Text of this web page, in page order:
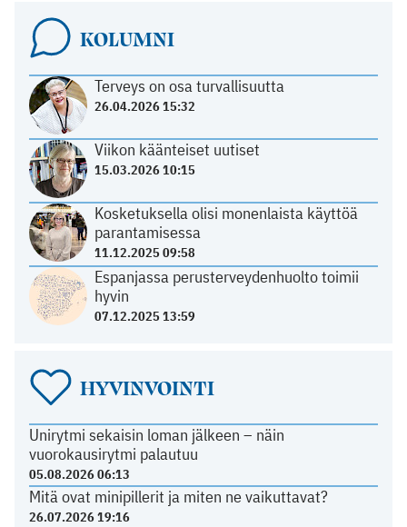
KOLUMNI
Terveys on osa turvallisuutta
26.04.2026 15:32
Viikon käänteiset uutiset
15.03.2026 10:15
Kosketuksella olisi monenlaista käyttöä
parantamisessa
11.12.2025 09:58
Espanjassa perusterveydenhuolto toimii
hyvin
07.12.2025 13:59
HYVINVOINTI
Unirytmi sekaisin loman jälkeen – näin
vuorokausirytmi palautuu
05.08.2026 06:13
Mitä ovat minipillerit ja miten ne vaikuttavat?
26.07.2026 19:16